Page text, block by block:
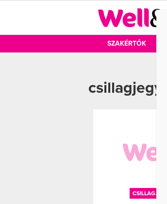
SZAKÉRTŐK
csillagjegy
CSILLAGJEGY